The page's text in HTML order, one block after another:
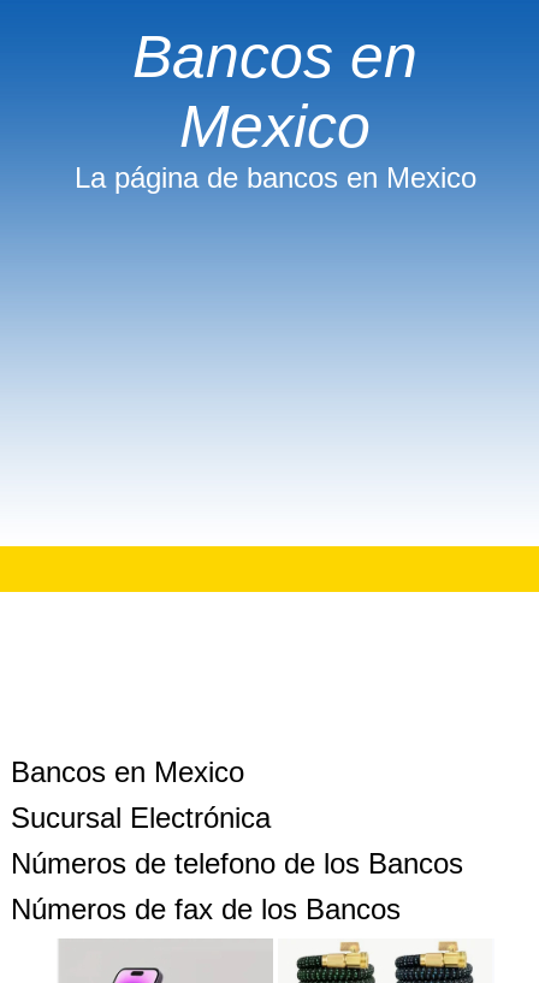
Bancos en
Mexico
La página de bancos en Mexico
Bancos en Mexico
Sucursal Electrónica
Números de telefono de los Bancos
Números de fax de los Bancos